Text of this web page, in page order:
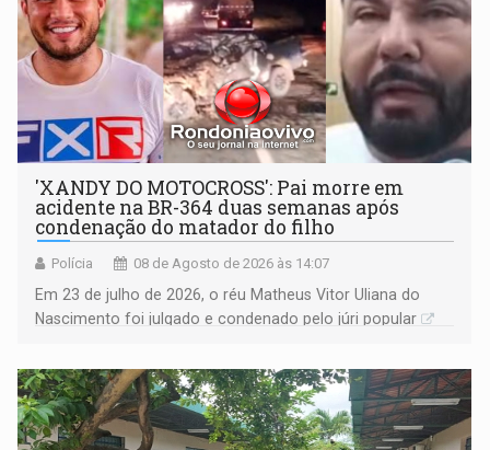
'XANDY DO MOTOCROSS': Pai morre em
acidente na BR-364 duas semanas após
condenação do matador do filho
Polícia 08 de Agosto de 2026 às 14:07
Em 23 de julho de 2026, o réu Matheus Vitor Uliana do
Nascimento foi julgado e condenado pelo júri popular